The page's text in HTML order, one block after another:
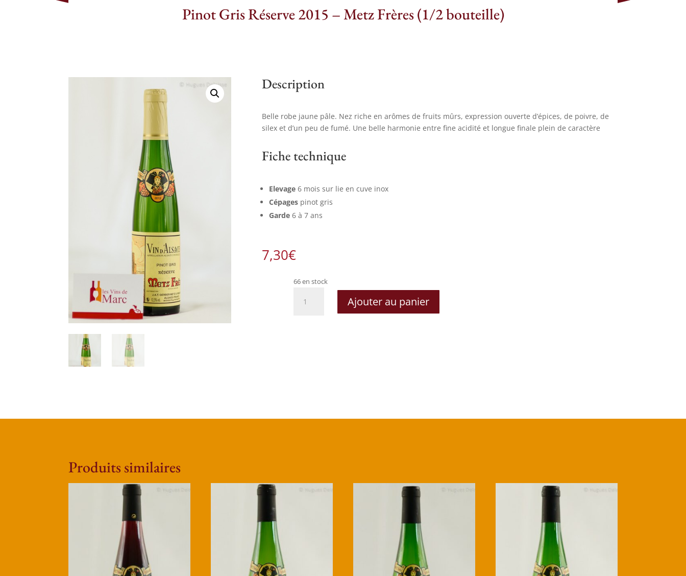
Pinot Gris Réserve 2015 – Metz Frères (1/2 bouteille)
Description
Belle robe jaune pâle. Nez riche en arômes de fruits mûrs, expression ouverte d’épices, de poivre, de
silex et d’un peu de fumé. Une belle harmonie entre fine acidité et longue finale plein de caractère
Fiche technique
Elevage 6 mois sur lie en cuve inox
Cépages pinot gris
Garde 6 à 7 ans
7,30€
66 en stock
Ajouter au panier
Produits similaires